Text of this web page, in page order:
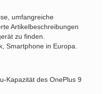
umfangreiche
Artikelbeschreibungen
zu finden.
Smartphone in Europa.
Kapazität des OnePlus 9